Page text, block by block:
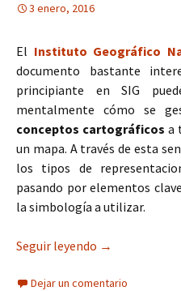
3 enero, 2016
El Instituto Geográfico
documento bastante
principiante en SIG
mentalmente cómo se
conceptos cartográficos a
un mapa. A través de esta
los tipos de
pasando por elementos
la simbología a utilizar.
Seguir leyendo Conceptos
→
Dejar un comentario